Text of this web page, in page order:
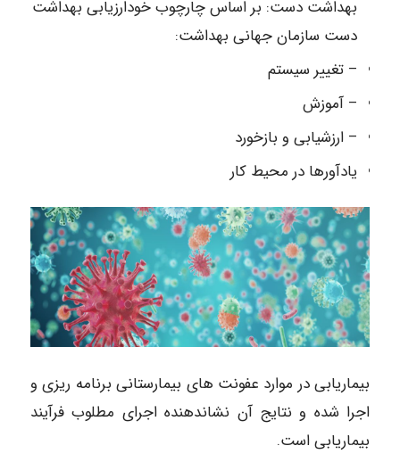
بهداشت دست: بر اساس چارچوب خودارزیابی بهداشت
دست سازمان جهانی بهداشت:
– تغییر سیستم
– آموزش
– ارزشیابی و بازخورد
یادآورها در محیط کار
بیماریابی در موارد عفونت های بیمارستانی برنامه ریزی و
اجرا شده و نتایج آن نشاندهنده اجرای مطلوب فرآیند
بیماریابی است.